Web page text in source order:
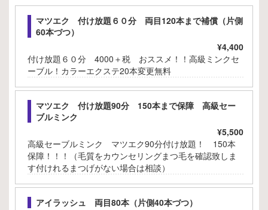
マツエク 付け放題６０分 両目120本まで補償（片側
60本づつ）
¥4,400
付け放題６０分 4000＋税 おススメ！！高級ミンクセ
ーブル！カラーエクステ20本変更無料
マツエク 付け放題90分 150本まで保障 高級セー
ブルミンク
¥5,500
高級セーブルミンク マツエク90分付け放題！ 150本
保障！！！（毛質をカウンセリングまつ毛を確認致しま
す付けれるまつげがない場合は相談）
アイラッシュ 両目80本（片側40本づつ）